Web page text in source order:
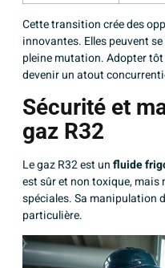
Cette transition crée des
innovantes. Elles peuvent
pleine mutation. Adopter
devenir un atout
Sécurité et
gaz R32
Le gaz R32 est unfluide
est sûr et non toxique,
spéciales. Sa manipulation
particulière.